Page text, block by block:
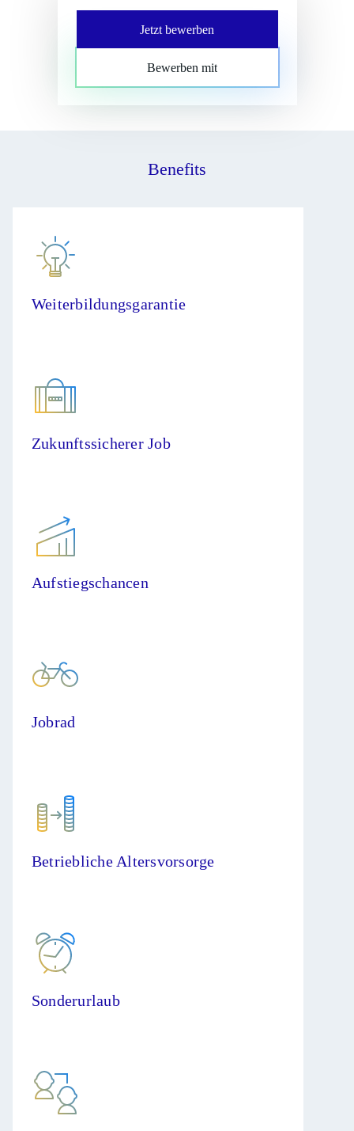
Jetzt bewerben
Bewerben mit
Benefits
Weiterbildungsgarantie
Zukunftssicherer Job
Aufstiegschancen
Jobrad
Betriebliche Altersvorsorge
Sonderurlaub